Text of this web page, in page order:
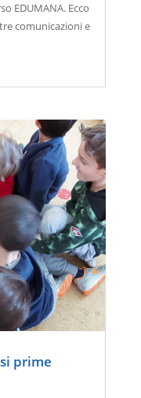
EDUMANA. Ecco
comunicazioni e
prime